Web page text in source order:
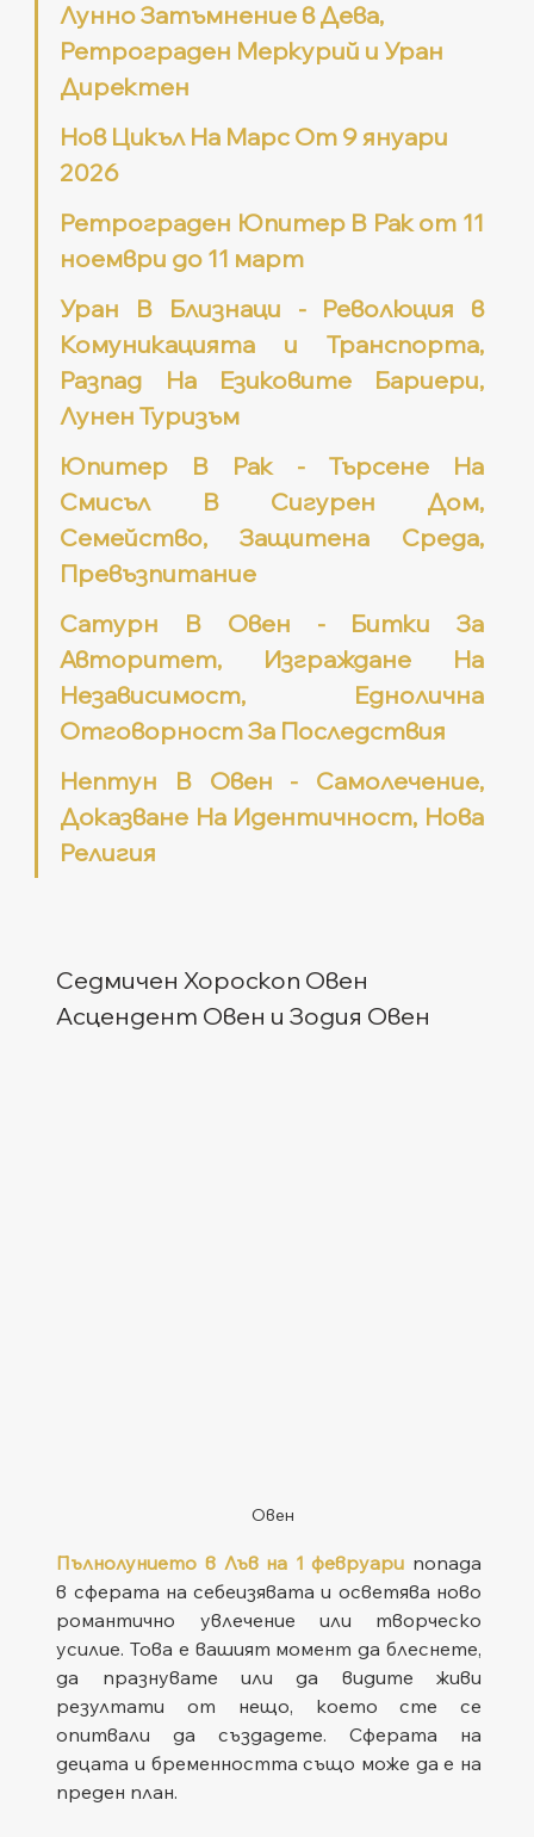
Лунно Затъмнение в Дева,
Ретрограден Меркурий и Уран
Директен
Нов Цикъл На Марс От 9 януари
2026
Ретрограден Юпитер В Рак от 11
ноември до 11 март
Уран В Близнаци - Революция в
Комуникацията и Транспорта,
Разпад На Езиковите Бариери,
Лунен Туризъм
Юпитер В Рак - Търсене На
Смисъл В Сигурен Дом,
Семейство, Защитена Среда,
Превъзпитание
Сатурн В Овен - Битки За
Авторитет, Изграждане На
Независимост, Еднолична
Отговорност За Последствия
Нептун В Овен - Самолечение,
Доказване На Идентичност, Нова
Религия
Седмичен Хороскоп Овен
Асцендент Овен и Зодия Овен
Овен
Пълнолунието в Лъв на 1 февруари попада
в сферата на себеизявата и осветява ново
романтично увлечение или творческо
усилие. Това е вашият момент да блеснете,
да празнувате или да видите живи
резултати от нещо, което сте се
опитвали да създадете. Сферата на
децата и бременността също може да е на
преден план.